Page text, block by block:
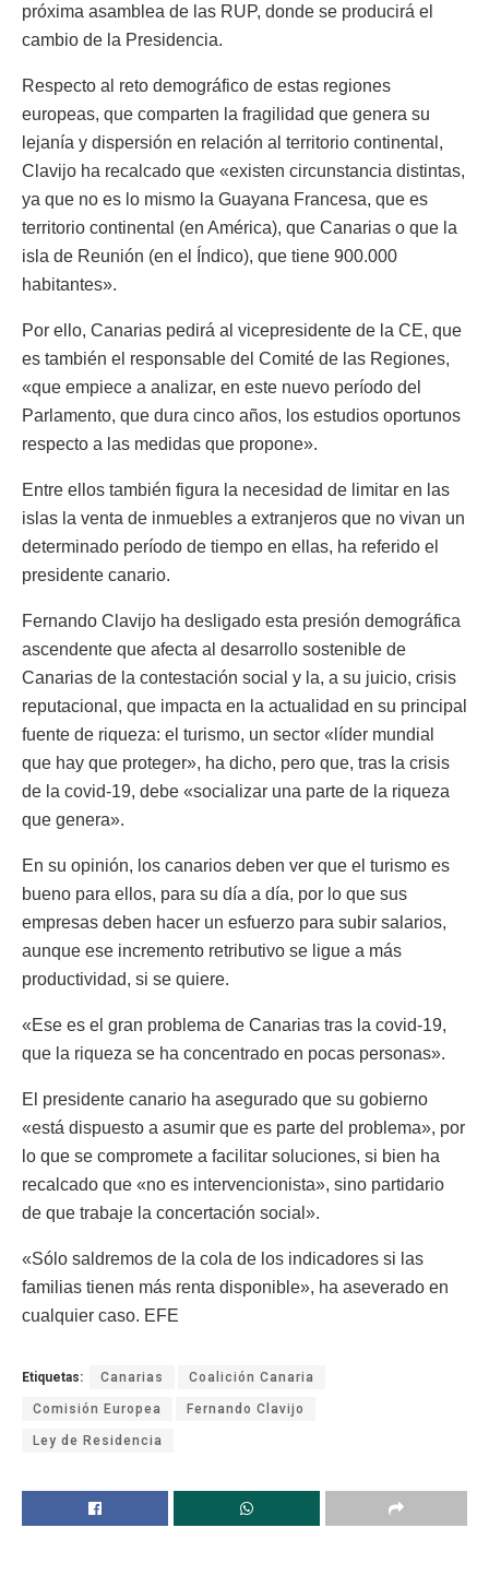
próxima asamblea de las RUP, donde se producirá el
cambio de la Presidencia.
Respecto al reto demográfico de estas regiones
europeas, que comparten la fragilidad que genera su
lejanía y dispersión en relación al territorio continental,
Clavijo ha recalcado que «existen circunstancia distintas,
ya que no es lo mismo la Guayana Francesa, que es
territorio continental (en América), que Canarias o que la
isla de Reunión (en el Índico), que tiene 900.000
habitantes».
Por ello, Canarias pedirá al vicepresidente de la CE, que
es también el responsable del Comité de las Regiones,
«que empiece a analizar, en este nuevo período del
Parlamento, que dura cinco años, los estudios oportunos
respecto a las medidas que propone».
Entre ellos también figura la necesidad de limitar en las
islas la venta de inmuebles a extranjeros que no vivan un
determinado período de tiempo en ellas, ha referido el
presidente canario.
Fernando Clavijo ha desligado esta presión demográfica
ascendente que afecta al desarrollo sostenible de
Canarias de la contestación social y la, a su juicio, crisis
reputacional, que impacta en la actualidad en su principal
fuente de riqueza: el turismo, un sector «líder mundial
que hay que proteger», ha dicho, pero que, tras la crisis
de la covid-19, debe «socializar una parte de la riqueza
que genera».
En su opinión, los canarios deben ver que el turismo es
bueno para ellos, para su día a día, por lo que sus
empresas deben hacer un esfuerzo para subir salarios,
aunque ese incremento retributivo se ligue a más
productividad, si se quiere.
«Ese es el gran problema de Canarias tras la covid-19,
que la riqueza se ha concentrado en pocas personas».
El presidente canario ha asegurado que su gobierno
«está dispuesto a asumir que es parte del problema», por
lo que se compromete a facilitar soluciones, si bien ha
recalcado que «no es intervencionista», sino partidario
de que trabaje la concertación social».
«Sólo saldremos de la cola de los indicadores si las
familias tienen más renta disponible», ha aseverado en
cualquier caso. EFE
Etiquetas: Canarias Coalición Canaria
Comisión Europea Fernando Clavijo
Ley de Residencia